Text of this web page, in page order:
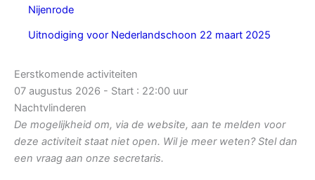
Nijenrode
Uitnodiging voor Nederlandschoon 22 maart 2025
Eerstkomende activiteiten
07 augustus 2026 - Start : 22:00 uur
Nachtvlinderen
De mogelijkheid om, via de website, aan te melden voor
deze activiteit staat niet open. Wil je meer weten? Stel dan
een vraag aan onze secretaris.